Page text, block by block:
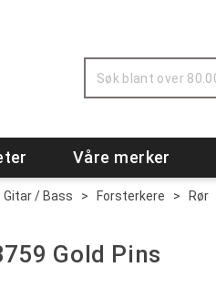
Våre merker
Gitar / Bass > Forsterkere > Rør
Gold Pins